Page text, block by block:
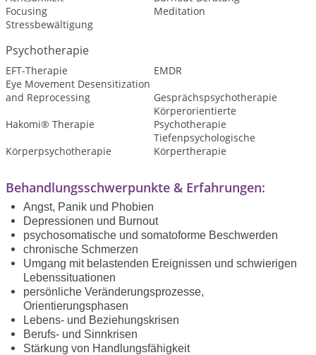
Focusing
Meditation
Stressbewältigung
Psychotherapie
EFT-Therapie
EMDR
Eye Movement Desensitization
and Reprocessing
Gesprächspsychotherapie
Hakomi® Therapie
Körperorientierte
Psychotherapie
Körperpsychotherapie
Tiefenpsychologische
Körpertherapie
Behandlungsschwerpunkte & Erfahrungen:
Angst, Panik und Phobien
Depressionen und Burnout
psychosomatische und somatoforme Beschwerden
chronische Schmerzen
Umgang mit belastenden Ereignissen und schwierigen
Lebenssituationen
persönliche Veränderungsprozesse,
Orientierungsphasen
Lebens- und Beziehungskrisen
Berufs- und Sinnkrisen
Stärkung von Handlungsfähigkeit